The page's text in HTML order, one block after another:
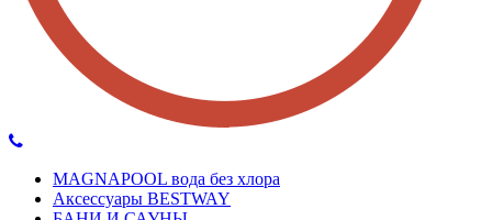
MAGNAPOOL вода без хлора
Аксессуары BESTWAY